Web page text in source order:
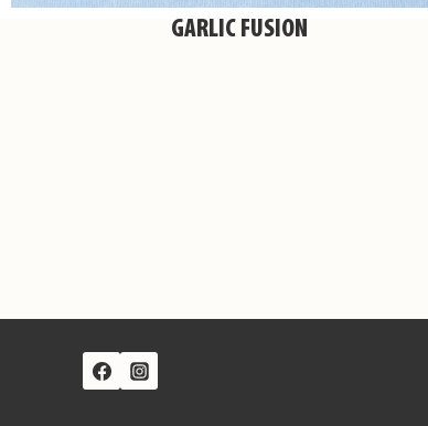
GARLIC FUSION